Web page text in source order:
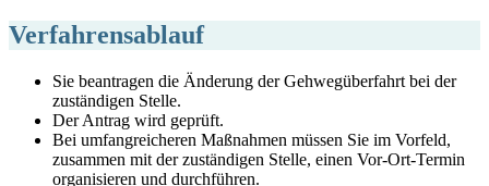
Verfahrensablauf
Sie beantragen die Änderung der Gehwegüberfahrt bei der
zuständigen Stelle.
Der Antrag wird geprüft.
Bei umfangreicheren Maßnahmen müssen Sie im Vorfeld,
zusammen mit der zuständigen Stelle, einen Vor-Ort-Termin
organisieren und durchführen.